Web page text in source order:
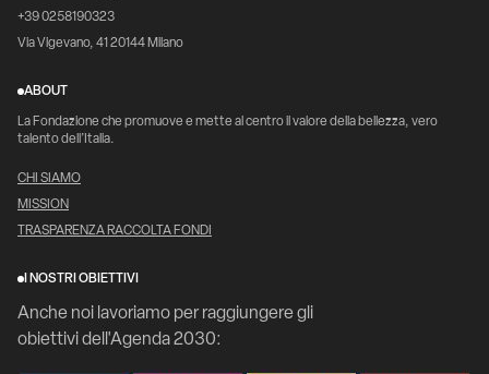
+39 0258190323
Via Vigevano, 41 20144 Milano
ABOUT
La Fondazione che promuove e mette al centro il valore della bellezza, vero
talento dell’Italia.
CHI SIAMO
MISSION
TRASPARENZA RACCOLTA FONDI
I NOSTRI OBIETTIVI
Anche noi lavoriamo per raggiungere gli
obiettivi dell'Agenda 2030: